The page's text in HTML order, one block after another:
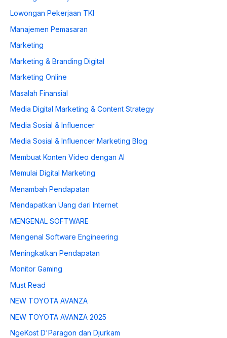
Lowongan Pekerjaan TKI
Manajemen Pemasaran
Marketing
Marketing & Branding Digital
Marketing Online
Masalah Finansial
Media Digital Marketing & Content Strategy
Media Sosial & Influencer
Media Sosial & Influencer Marketing Blog
Membuat Konten Video dengan AI
Memulai Digital Marketing
Menambah Pendapatan
Mendapatkan Uang dari Internet
MENGENAL SOFTWARE
Mengenal Software Engineering
Meningkatkan Pendapatan
Monitor Gaming
Must Read
NEW TOYOTA AVANZA
NEW TOYOTA AVANZA 2025
NgeKost D'Paragon dan Djurkam